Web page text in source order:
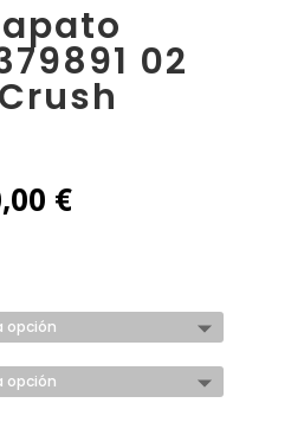
02
€.
€El
60,00 €.